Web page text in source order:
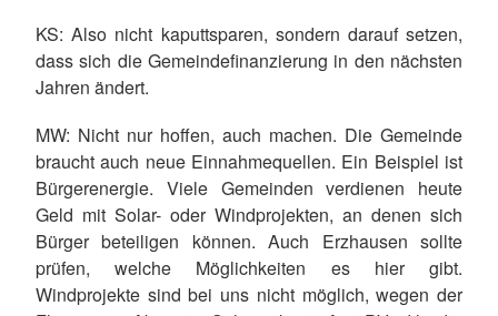
KS: Also nicht kaputtsparen, sondern darauf setzen,
dass sich die Gemeindefinanzierung in den nächsten
Jahren ändert.
MW: Nicht nur hoffen, auch machen. Die Gemeinde
braucht auch neue Einnahmequellen. Ein Beispiel ist
Bürgerenergie. Viele Gemeinden verdienen heute
Geld mit Solar- oder Windprojekten, an denen sich
Bürger beteiligen können. Auch Erzhausen sollte
prüfen, welche Möglichkeiten es hier gibt.
Windprojekte sind bei uns nicht möglich, wegen der